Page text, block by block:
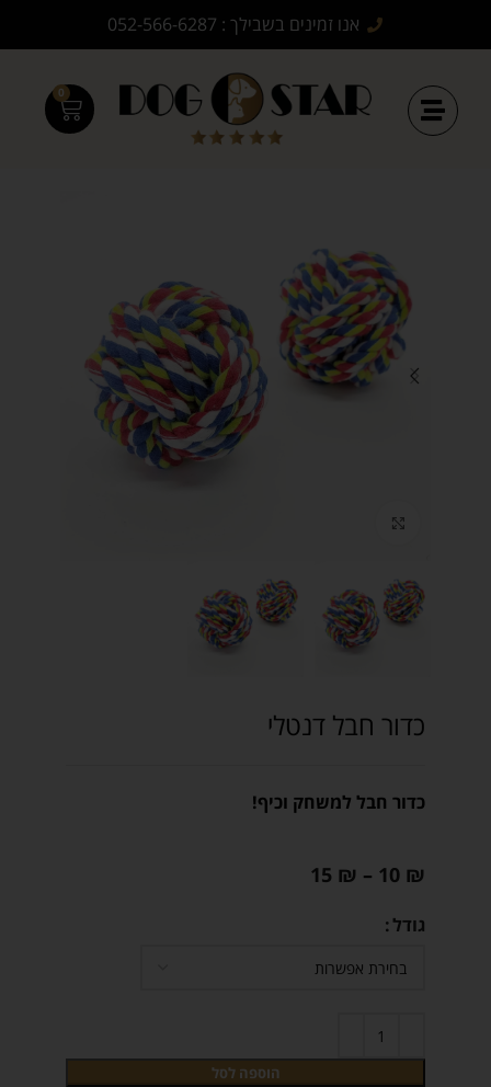
אנו זמינים בשבילך : 052-566-6287
0
כדור חבל דנטלי
כדור חבל למשחק וכיף!
10 ₪
–
15 ₪
גודל
הוספה לסל